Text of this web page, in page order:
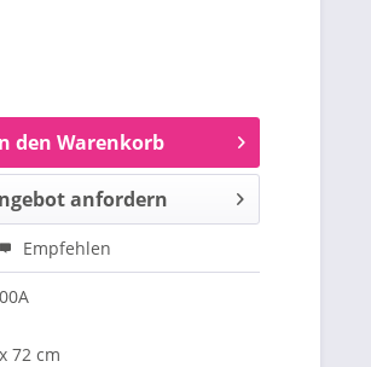
den Warenkorb
anfordern
Empfehlen
72 cm